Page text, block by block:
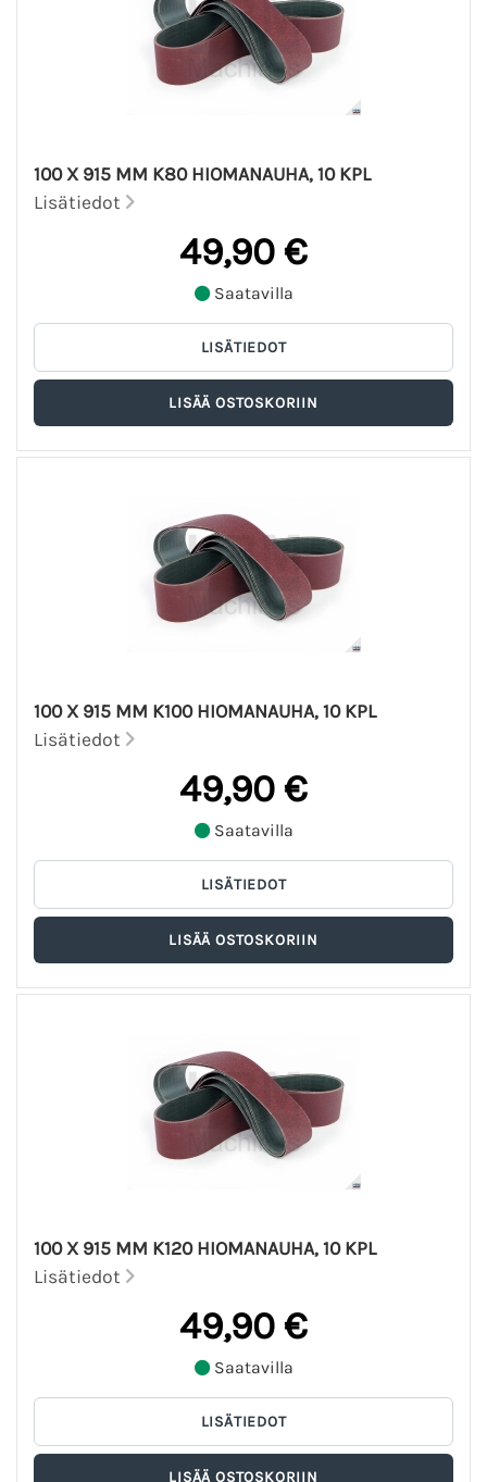
100 X 915 MM K80 HIOMANAUHA, 10 KPL
Lisätiedot
49,90 €
Saatavilla
100 X 915 MM K100 HIOMANAUHA, 10 KPL
Lisätiedot
49,90 €
Saatavilla
100 X 915 MM K120 HIOMANAUHA, 10 KPL
Lisätiedot
49,90 €
Saatavilla